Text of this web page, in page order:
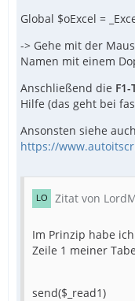
Global $oExcel =
-> Gehe mit der
Namen mit einem
Anschließend die
Hilfe (das geht bei
Ansonsten siehe
https://
Zitat von
Im Prinzip habe
Zeile 1 meiner
send($_read1)